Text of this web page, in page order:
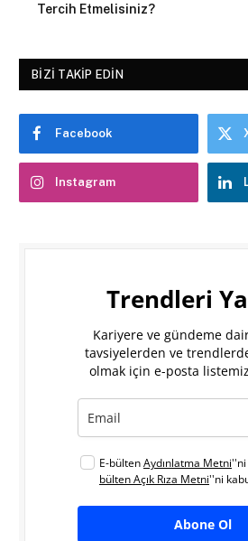
Tercih Etmelisiniz?
BIZI TAKIP EDIN
Facebook
Instagram
Trendleri
Kariyere ve gündeme
tavsiyelerden ve
olmak için e-posta
E-bültenAydınlatma Metni''ni
bülten Açık Rıza Metni''ni
Abone Ol